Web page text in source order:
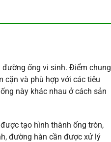
ống vi sinh. Điểm chung
cặn và phù hợp với các tiêu
này khác nhau ở cách sản
tạo hình thành ống tròn,
đường hàn cần được xử lý